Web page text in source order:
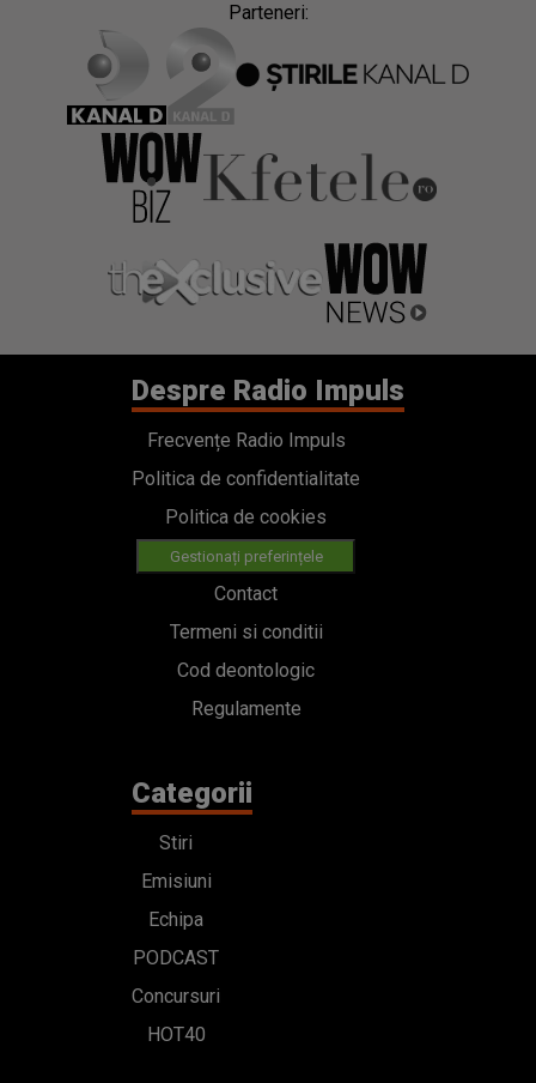
Parteneri:
Despre Radio Impuls
Frecvențe Radio Impuls
Politica de confidentialitate
Politica de cookies
Gestionați preferințele
Contact
Termeni si conditii
Cod deontologic
Regulamente
Categorii
Stiri
Emisiuni
Echipa
PODCAST
Concursuri
HOT40